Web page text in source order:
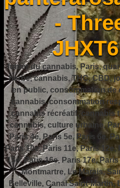
-
fumer du cannabis, Paris,
herbe, cannabis, THC, CBD,
en public, consommation de
cannabis, consommation
cannabis récréatif, cannabis
cannabis, culture urbaine,
Paris 4e, Paris 5e, Paris 6e,
Paris 10e, Paris 11e, Paris 12e,
15e, Paris 16e, Paris 17e,
Montmartre, Le Marais,
Belleville, Canal Saint-Martin,